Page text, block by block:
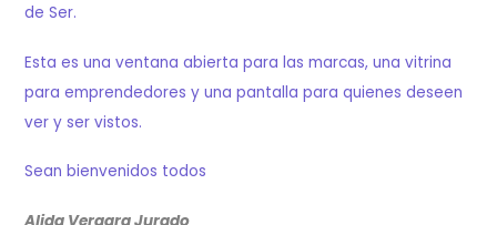
de Ser.
Esta es una ventana abierta para las marcas, una vitrina
para emprendedores y una pantalla para quienes deseen
ver y ser vistos.
Sean bienvenidos todos